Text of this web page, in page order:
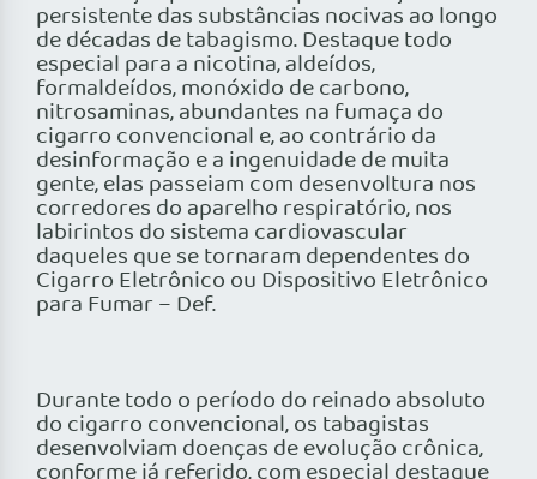
persistente das substâncias nocivas ao longo
de décadas de tabagismo. Destaque todo
especial para a nicotina, aldeídos,
formaldeídos, monóxido de carbono,
nitrosaminas, abundantes na fumaça do
cigarro convencional e, ao contrário da
desinformação e a ingenuidade de muita
gente, elas passeiam com desenvoltura nos
corredores do aparelho respiratório, nos
labirintos do sistema cardiovascular
daqueles que se tornaram dependentes do
Cigarro Eletrônico ou Dispositivo Eletrônico
para Fumar – Def.
Durante todo o período do reinado absoluto
do cigarro convencional, os tabagistas
desenvolviam doenças de evolução crônica,